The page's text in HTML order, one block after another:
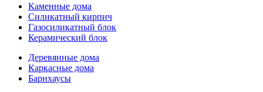
Каменные дома
Силикатный кирпич
Газосиликатный блок
Керамический блок
Деревянные дома
Каркасные дома
Барнхаусы